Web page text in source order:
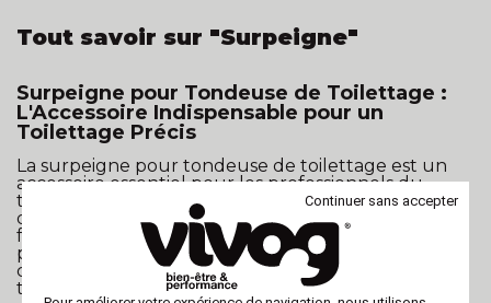
Tout savoir sur "Surpeigne"
Surpeigne pour Tondeuse de Toilettage :
L'Accessoire Indispensable pour un
Toilettage Précis
La surpeigne pour tondeuse de toilettage est un
accessoire essentiel pour les professionnels du
toilettage canin. Cet outil polyvalent permet
d'obtenir des coupes précises et uniformes, tout en
facilitant le travail sur différentes longueurs de
poils. Découvrez les avantages de la surpeigne et
comment elle peut améliorer votre pratique de
toilettage.
Continuer sans accepter